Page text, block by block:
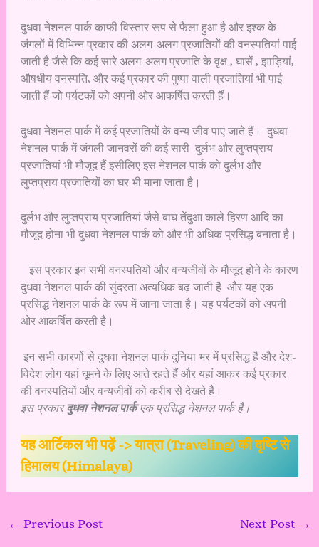
दुधवा नेशनल पार्क काफी विस्तार रूप से फैला हुआ है और इश्क के
जंगलों में विभिन्न प्रकार की अलग-अलग प्रजातियों की वनस्पतियां पाई
जाती है जैसे कि कई सारे अलग-अलग प्रजाति के वृक्ष , घासें , झाड़ियां,
औषधीय वनस्पति, और कई प्रकार की पुष्पा वाली प्रजातियां भी पाई
जाती हैं जो पर्यटकों को अपनी ओर आकर्षित करती हैं।
दुधवा नेशनल पार्क में कई प्रजातियों के वन्य जीव पाए जाते हैं। दुधवा
नेशनल पार्क में जंगली जानवरों की कई सारी दुर्लभ और लुप्तप्राय
प्रजातियां भी मौजूद हैं इसीलिए इस नेशनल पार्क को दुर्लभ और
लुप्तप्राय प्रजातियों का घर भी माना जाता है।
दुर्लभ और लुप्तप्राय प्रजातियां जैसे बाघ तेंदुआ काले हिरण आदि का
मौजूद होना भी दुधवा नेशनल पार्क को और भी अधिक प्रसिद्ध बनाता है।
इस प्रकार इन सभी वनस्पतियों और वन्यजीवों के मौजूद होने के कारण
दुधवा नेशनल पार्क की सुंदरता अत्यधिक बढ़ जाती है और यह एक
प्रसिद्ध नेशनल पार्क के रूप में जाना जाता है। यह पर्यटकों को अपनी
ओर आकर्षित करती है।
इन सभी कारणों से दुधवा नेशनल पार्क दुनिया भर में प्रसिद्ध है और देश-
विदेश लोग यहां घूमने के लिए आते रहते हैं और यहां आकर कई प्रकार
की वनस्पतियों और वन्यजीवों को करीब से देखते हैं।
इस प्रकारदुधवा नेशनल पार्कएक प्रसिद्ध नेशनल पार्क है।
यह आर्टिकल भी पढ़ें ->यात्रा (Traveling) की दृष्टि से
हिमालय (Himalaya)
← Previous Post Next Post →